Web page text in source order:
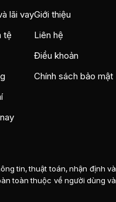
lãi vay
tệ
Giới thiệu
Liên hệ
Điều khoản
Chính sách bảo mật
tin, thuật toán, nhận định và
toàn thuộc về người dùng và